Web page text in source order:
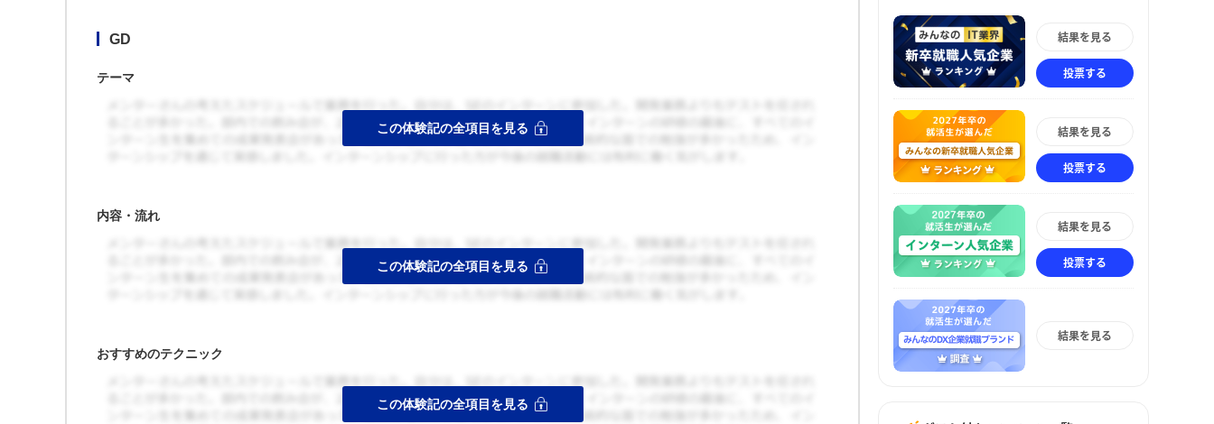
GD
テーマ
内容・流れ
おすすめのテクニック
結果を見る
投票する
結果を見る
投票する
結果を見る
投票する
結果を見る